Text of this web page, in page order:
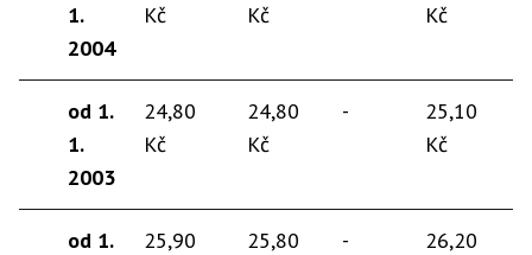
1.
2004
Kč
Kč
Kč
od 1.
1.
2003
24,80
Kč
24,80
Kč
-
25,10
Kč
od 1.
25,90
25,80
-
26,20